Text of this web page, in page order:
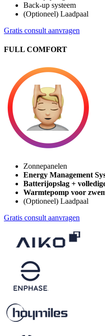
Back-up systeem
(Optioneel) Laadpaal
Gratis consult aanvragen
FULL COMFORT
Zonnepanelen
Energy Management
Batterijopslag +
Warmtepomp voor
(Optioneel) Laadpaal
Gratis consult aanvragen